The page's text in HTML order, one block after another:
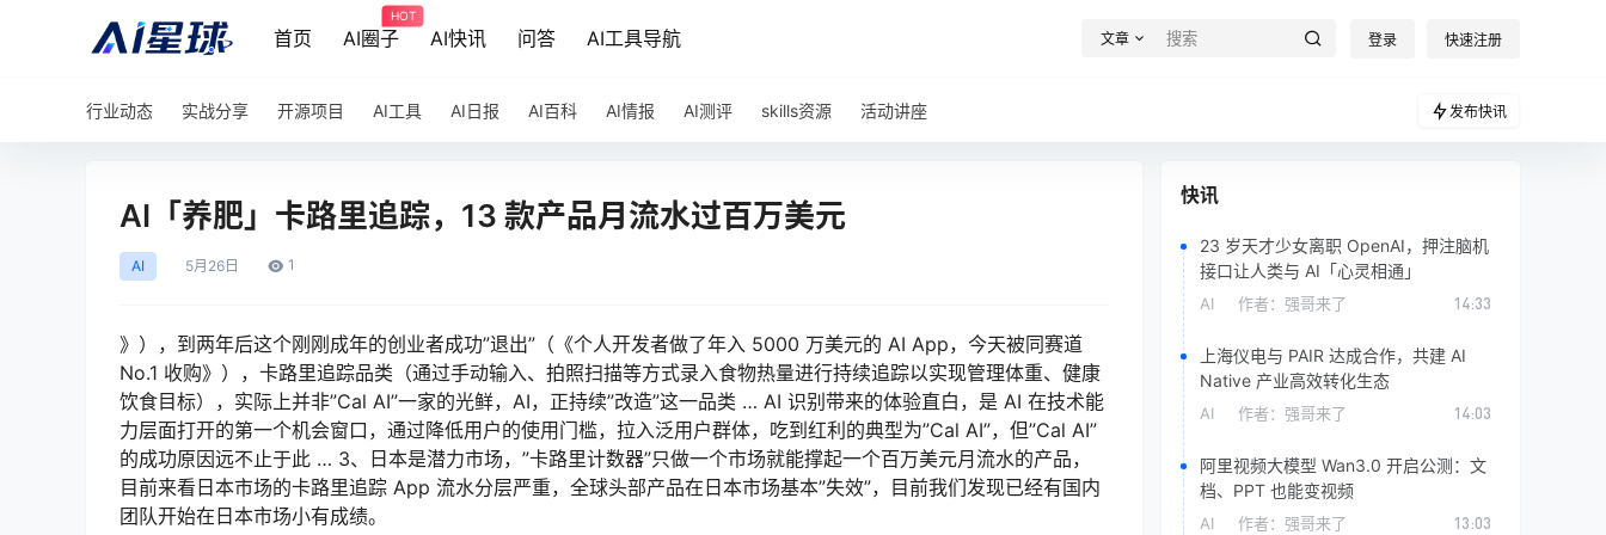
首页 AI圈子
HOT
AI快讯 问答 AI工具导航 文章 登录 快速注册
行业动态 实战分享 开源项目 AI工具 AI日报 AI百科 AI情报 AI测评 skills资源 活动讲座 发布快讯
AI「养肥」卡路里追踪，13 款产品月流水过百万美元
AI 5月 26日 1
》），到两年后这个刚刚成年的创业者成功”退出”（《个人开发者做了年入 5000 万美元的 AI App，今天被同赛道
No.1 收购》），卡路里追踪品类（通过手动输入、拍照扫描等方式录入食物热量进行持续追踪以实现管理体重、健康
饮食目标），实际上并非”Cal AI”一家的光鲜，AI，正持续”改造”这一品类 … AI 识别带来的体验直白，是 AI 在技术能
力层面打开的第一个机会窗口，通过降低用户的使用门槛，拉入泛用户群体，吃到红利的典型为”Cal AI”，但”Cal AI”
的成功原因远不止于此 … 3、日本是潜力市场，”卡路里计数器”只做一个市场就能撑起一个百万美元月流水的产品，
目前来看日本市场的卡路里追踪 App 流水分层严重，全球头部产品在日本市场基本”失效”，目前我们发现已经有国内
团队开始在日本市场小有成绩。
快讯
23 岁天才少女离职 OpenAI，押注脑机
接口让人类与 AI「心灵相通」
AI 作者： 强哥来了 14:33
上海仪电与 PAIR 达成合作，共建 AI
Native 产业高效转化生态
AI 作者： 强哥来了 14:03
阿里视频大模型 Wan3.0 开启公测：文
档、PPT 也能变视频
AI 作者： 强哥来了 13:03